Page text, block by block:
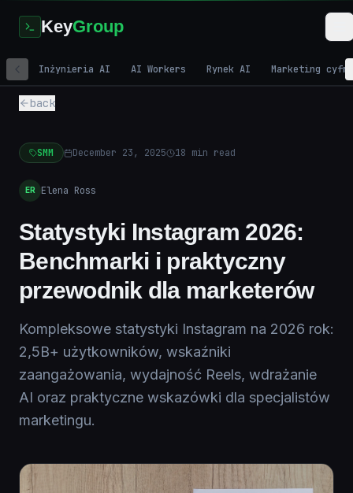
KeyGroup
Inżynieria AI AI Workers Rynek AI Marketing
back
SMM December 23, 2025 18 min read
ER Elena Ross
Statystyki Instagram 2026:
Benchmarki i praktyczny
przewodnik dla marketerów
Kompleksowe statystyki Instagram na 2026 rok:
2,5B+ użytkowników, wskaźniki
zaangażowania, wydajność Reels, wdrażanie
AI oraz praktyczne wskazówki dla specjalistów
marketingu.